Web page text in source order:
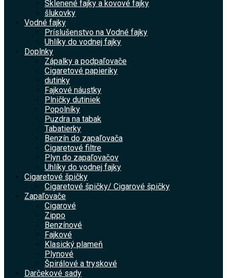
Sklenené fajky a kovové fajky
šlukovky
Vodné fajky
Príslušenstvo na Vodné fajky
Uhlíky do vodnej fajky
Doplnky
Zápalky a podpaľovače
Cigaretové papieriky
dutinky
Fajkové náustky
Plničky dutiniek
Popolníky
Puzdra na tabak
Tabatierky
Benzín do zapaľovača
Cigaretové filtre
Plyn do zapaľovačov
Uhlíky do vodnej fajky
Cigaretové špičky
Cigaretové špičky/ Cigarové špičky
Zapaľovače
Cigarové
Zippo
Benzínové
Fajkové
Klasický plameň
Plynové
Špirálové a tryskové
Darčekové sady